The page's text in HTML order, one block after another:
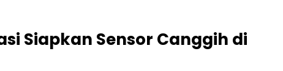
Siapkan Sensor Canggih di